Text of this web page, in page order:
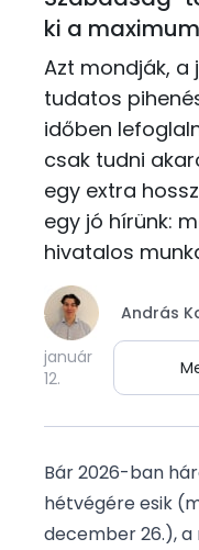
András
január
12.
ki a
Azt mondják, a
tudatos
időben
csak tudni
egy extra
egy jó hírünk:
hivatalos
Bár 2026-ban
hétvégére esik
december 26.),